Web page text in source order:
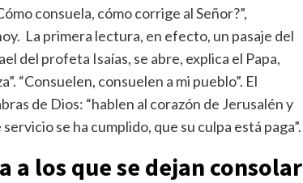
consuela, cómo corrige al Señor?”,
La primera lectura, en efecto, un pasaje del
del profeta Isaías, se abre, explica el Papa,
“Consuelen, consuelen a mi pueblo”. El
de Dios: “hablen al corazón de Jerusalén y
se ha cumplido, que su culpa está paga”.
a los que se dejan consolar